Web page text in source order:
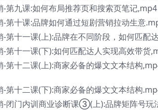
第九课:如何布局推荐页和搜索页笔记,mp4
第十课:品牌如何通过短剧营销拉动生意
第十一课(上):品牌在不同阶段，如何匹配
第十一课(下):如何匹配达人实现高效带货
第十二课(上):商家必备的爆文文本结构
第十二课(下):商家必备的爆文文本结构
-闭门内训商业诊断课③(上):品牌矩阵号玩